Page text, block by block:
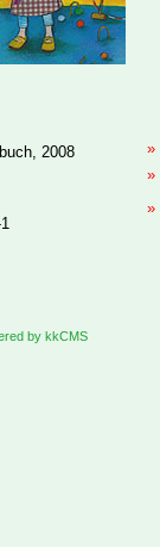
2008
by kkCMS